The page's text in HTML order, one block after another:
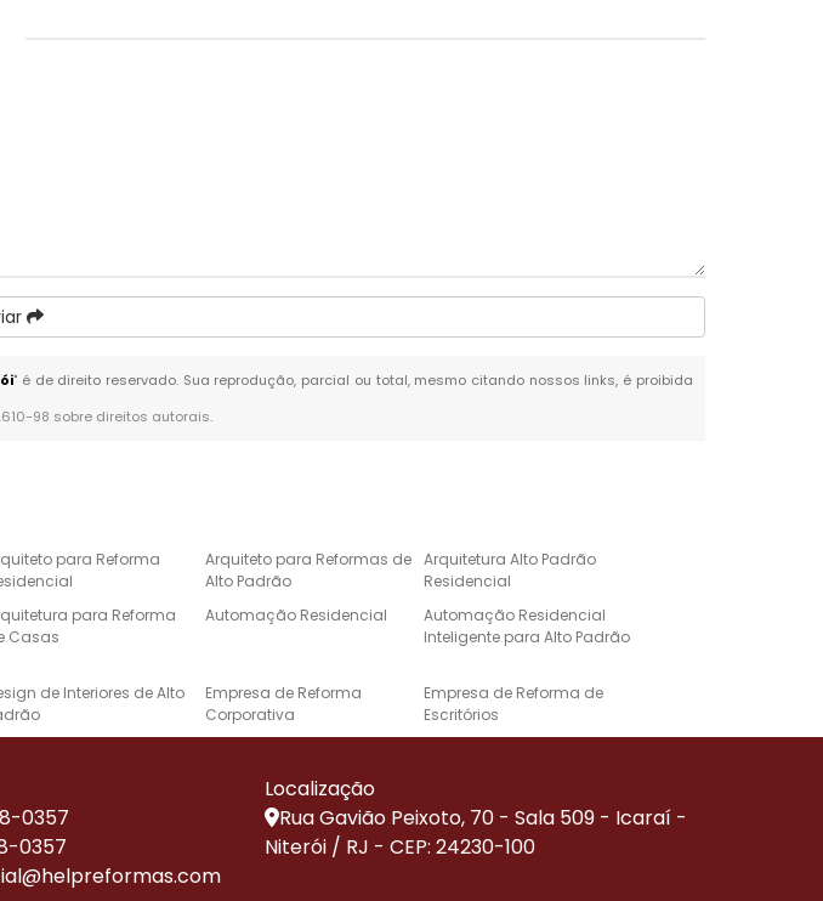
" é de direito reservado. Sua reprodução, parcial ou total, mesmo citando nossos links, é proibida
98 sobre direitos autorais.
para Reforma
Arquiteto para Reformas de
Alto Padrão
Arquitetura Alto Padrão
Residencial
para Reforma
Casas
Automação Residencial
Automação Residencial
Inteligente para Alto Padrão
de Interiores de Alto
Empresa de Reforma
Corporativa
Empresa de Reforma de
Escritórios
Reforma Corporativa
e Construção de
Padrão
Reformas Residenciais de
Alto Padrão
Serviço de Automação
0357
0357
Localização
Rua Gavião Peixoto, 70 - Sala 509 - Icaraí -
Niterói / RJ - CEP: 24230-100